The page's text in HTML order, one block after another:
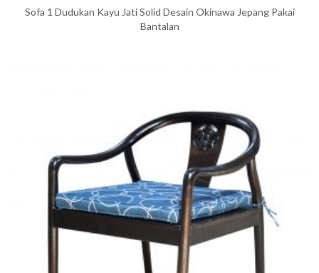
Sofa 1 Dudukan Kayu Jati Solid Desain Okinawa Jepang Pakai
Bantalan